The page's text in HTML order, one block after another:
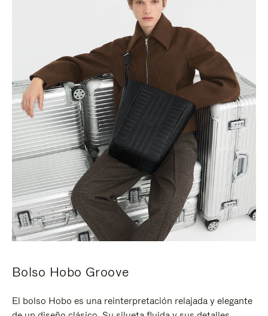
Bolso Hobo Groove
El bolso Hobo es una reinterpretación relajada y elegante